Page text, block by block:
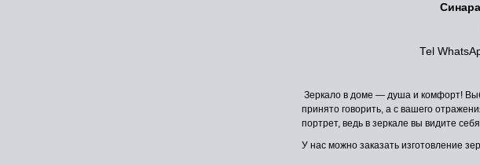
Теl
Зеркало в доме — душа и комфорт!
принято говорить, а с вашего
портрет, ведь в зеркале вы видите
У нас можно заказать изготовление